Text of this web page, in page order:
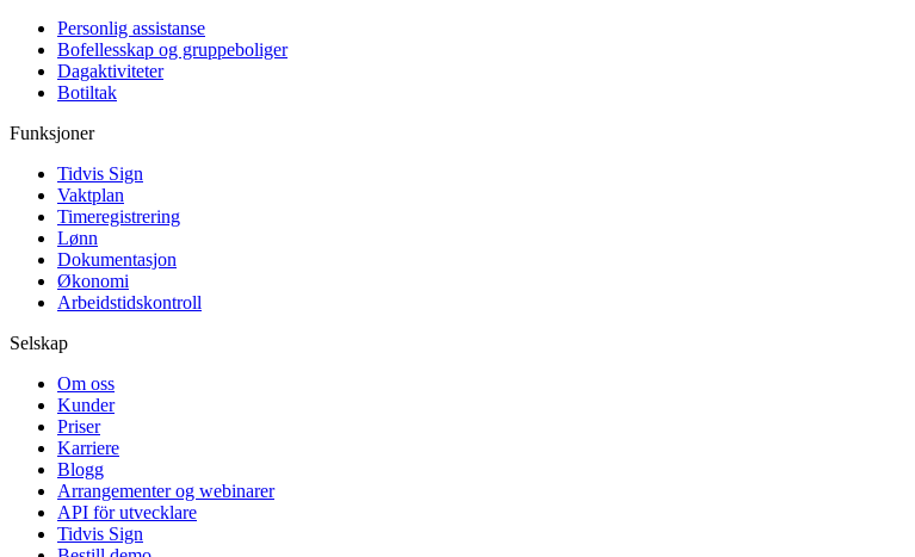
Personlig assistanse
Bofellesskap og gruppeboliger
Dagaktiviteter
Botiltak
Funksjoner
Tidvis Sign
Vaktplan
Timeregistrering
Lønn
Dokumentasjon
Økonomi
Arbeidstidskontroll
Selskap
Om oss
Kunder
Priser
Karriere
Blogg
Arrangementer og webinarer
API för utvecklare
Tidvis Sign